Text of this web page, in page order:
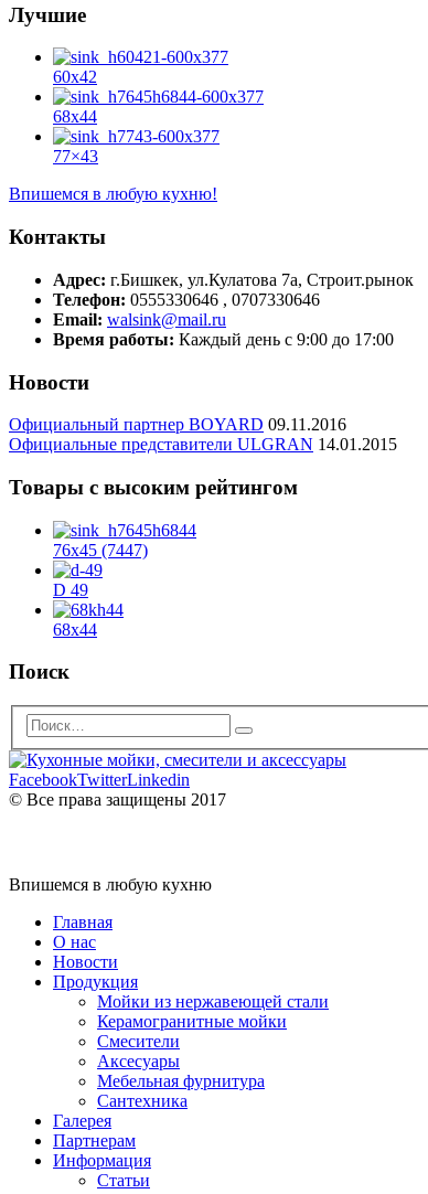
Лучшие
60х42
68х44
77×43
Впишемся в любую кухню!
Контакты
Адрес: г.Бишкек, ул.Кулатова 7а, Строит.рынок
Телефон: 0555330646 , 0707330646
Email: walsink@mail.ru
Время работы: Каждый день с 9:00 до 17:00
Новости
Официальный партнер BOYARD 09.11.2016
Официальные представители ULGRAN 14.01.2015
Товары с высоким рейтингом
76х45 (7447)
D 49
68x44
Поиск
FacebookTwitterLinkedin
© Все права защищены 2017
Впишемся в любую кухню
Главная
О нас
Новости
Продукция
Мойки из нержавеющей стали
Керамогранитные мойки
Смесители
Аксесуары
Мебельная фурнитура
Сантехника
Галерея
Партнерам
Информация
Статьи